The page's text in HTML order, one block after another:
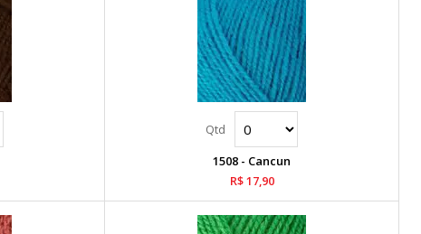
1508 - Cancun
R$ 17,90